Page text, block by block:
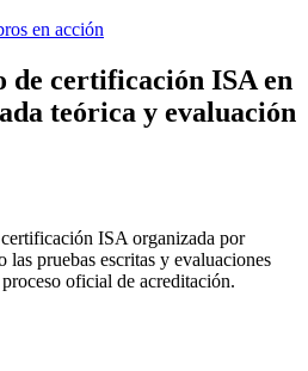
en acción
de certificación ISA en
teórica y evaluación
ISA organizada por
pruebas escritas y evaluaciones
oficial de acreditación.